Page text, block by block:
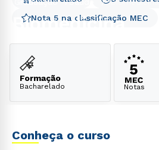
Biomedicina
Nota 5 na classificação MEC
Formação
Bacharelado Notas
Conheça o curso